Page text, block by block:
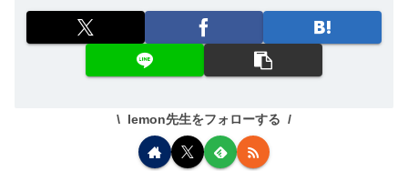
lemon先生をフォローする